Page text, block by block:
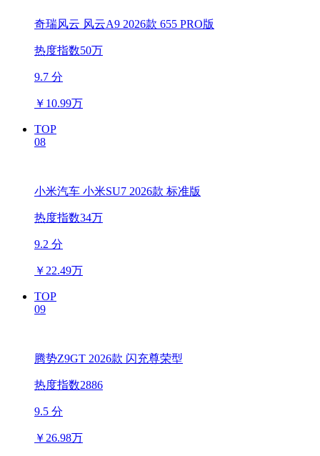
奇瑞风云 风云A9 2026款 655 PRO版
热度指数50万
9.7 分
￥ 10.99万
TOP
08
小米汽车 小米SU7 2026款 标准版
热度指数34万
9.2 分
￥ 22.49万
TOP
09
腾势Z9GT 2026款 闪充尊荣型
热度指数2886
9.5 分
￥ 26.98万